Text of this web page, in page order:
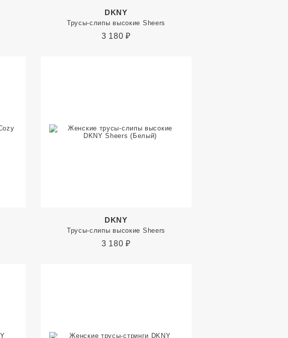
DKNY
Трусы-слипы высокие Sheers
3 180 ₽
DKNY
Трусы-слипы высокие Sheers
3 180 ₽